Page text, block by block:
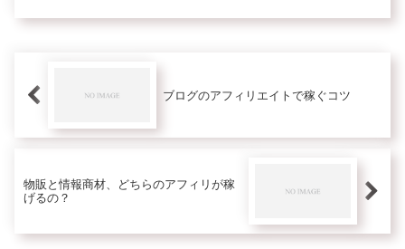
フィリエイト初心者が辿り着くのに苦
ブログのアフィリエイトで稼ぐコツ
物販と情報商材、どちらのアフィリが稼
げるの？